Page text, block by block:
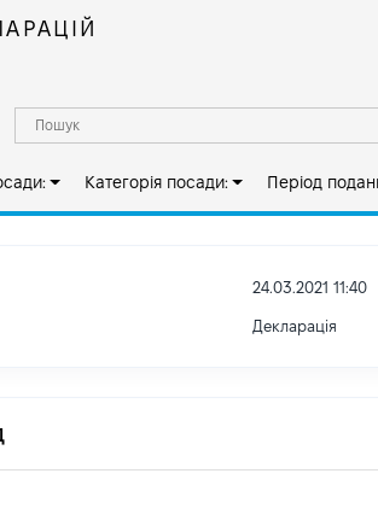
Категорія посади: Період
24.03.2021 11:40
Декларація